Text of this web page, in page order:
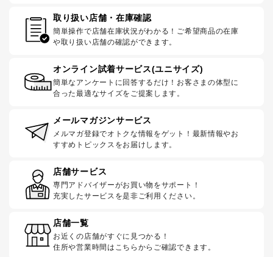
取り扱い店舗・在庫確認
簡単操作で店舗在庫状況がわかる！ご希望商品の在庫
や取り扱い店舗の確認ができます。
オンライン試着サービス(ユニサイズ)
簡単なアンケートに回答するだけ！お客さまの体型に
合った最適なサイズをご提案します。
メールマガジンサービス
メルマガ登録でオトクな情報をゲット！最新情報やお
すすめトピックスをお届けします。
店舗サービス
専門アドバイザーがお買い物をサポート！
充実したサービスを是非ご利用ください。
店舗一覧
お近くの店舗がすぐに見つかる！
住所や営業時間はこちらからご確認できます。